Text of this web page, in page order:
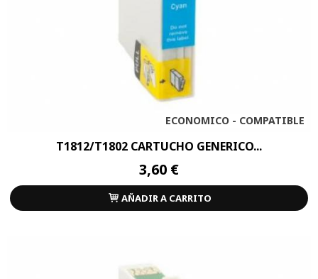
ECONOMICO - COMPATIBLE
T1812/T1802 CARTUCHO GENERICO...
3,60 €
AÑADIR A CARRITO